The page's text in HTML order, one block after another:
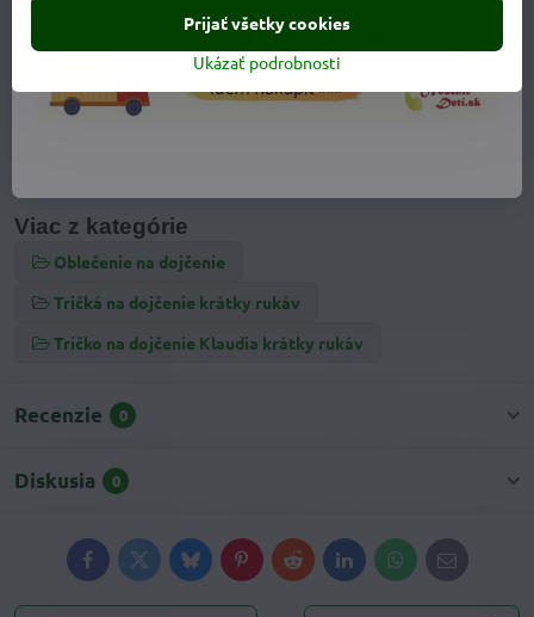
Viac z kategórie
Oblečenie na dojčenie
Tričká na dojčenie krátky rukáv
Tričko na dojčenie Klaudia krátky rukáv
Recenzie 0
Diskusia 0
FacebookTwitterBlueskyPinterestRedditLinkedInWhatsApp
E-
mail
Ukázať podrobnosti
Prijať všetky cookies